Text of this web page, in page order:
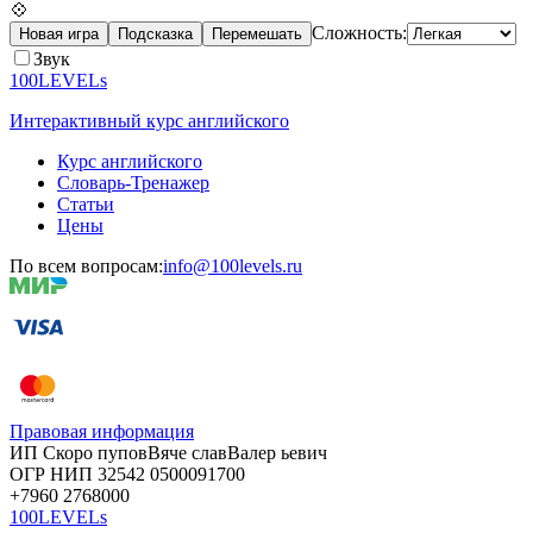
💠
Новая игра Подсказка Перемешать Сложность:
Звук
100LEVELs
Интерактивный курс английского
Курс английского
Словарь-Тренажер
Статьи
Цены
По всем вопросам:info@100levels.ru
Правовая информация
ИП Скоро пуповВяче славВалер ьевич
ОГР НИП 32542 0500091700
+7960 2768000
100LEVELs